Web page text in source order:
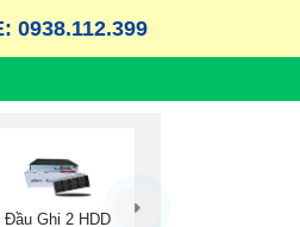
0938.112.399
Đầu Ghi 2 HDD